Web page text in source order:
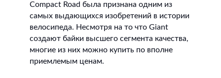
Compact Road была признана одним из
самых выдающихся изобретений в истории
велосипеда. Несмотря на то что Giant
создают байки высшего сегмента качества,
многие из них можно купить по вполне
приемлемым ценам.